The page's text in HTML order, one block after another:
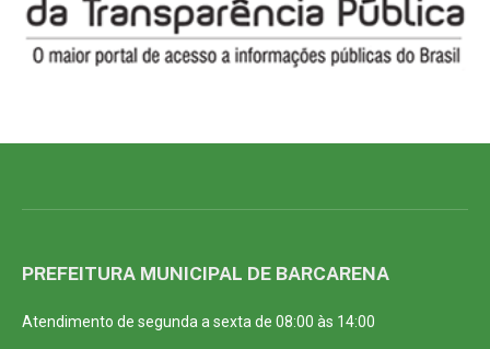
PREFEITURA MUNICIPAL DE BARCARENA
Atendimento de segunda a sexta de 08:00 às 14:00